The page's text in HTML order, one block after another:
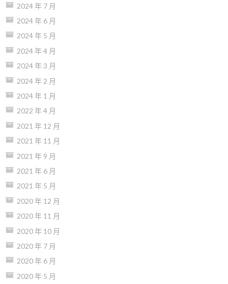
2024 年 7 月
2024 年 6 月
2024 年 5 月
2024 年 4 月
2024 年 3 月
2024 年 2 月
2024 年 1 月
2022 年 4 月
2021 年 12 月
2021 年 11 月
2021 年 9 月
2021 年 6 月
2021 年 5 月
2020 年 12 月
2020 年 11 月
2020 年 10 月
2020 年 7 月
2020 年 6 月
2020 年 5 月